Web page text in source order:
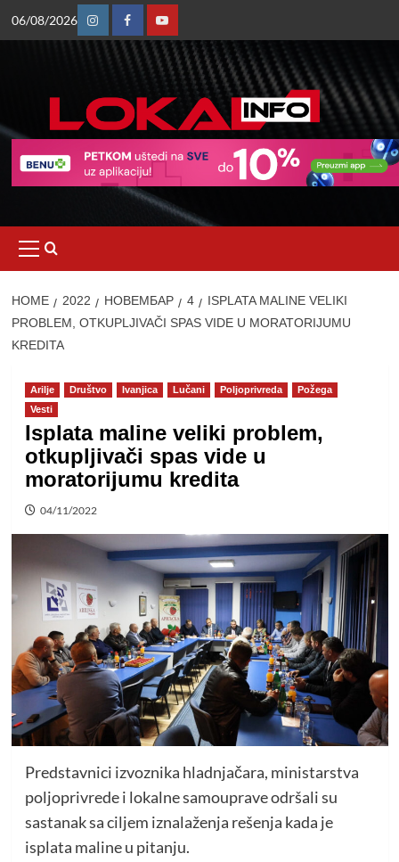
06/08/2026
InstagramFacebookYoutube
Menu
HOME 2022 НОВЕМБАР 4
ISPLATA MALINE VELIKI
PROBLEM, OTKUPLJIVAČI SPAS VIDE U MORATORIJUMU
KREDITA
Arilje Društvo Ivanjica Lučani Poljoprivreda
Požega
Vesti
Isplata maline veliki problem,
otkupljivači spas vide u
moratorijumu kredita
04/11/2022
Predstavnici izvoznika hladnjačara, ministarstva
poljoprivrede i lokalne samouprave odršali su
sastanak sa ciljem iznalaženja rešenja kada je
isplata maline u pitanju.